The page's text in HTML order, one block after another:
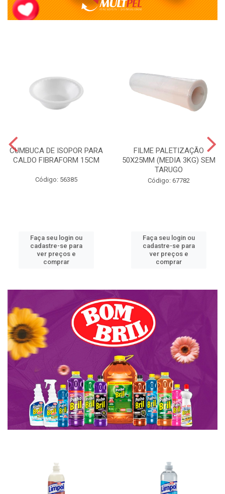
CUMBUCA DE ISOPOR PARA
CALDO FIBRAFORM 15CM
Código: 56385
Faça seu login ou
cadastre-se para
ver preços e
comprar
FILME PALETIZAÇÃO
50X25MM (MEDIA 3KG) SEM
TARUGO
Código: 67782
Faça seu login ou
cadastre-se para
ver preços e
comprar